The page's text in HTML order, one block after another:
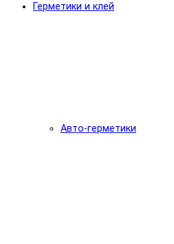
Герметики и клей
Авто-герметики